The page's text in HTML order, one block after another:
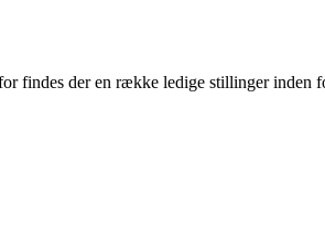
findes der en række ledige stillinger